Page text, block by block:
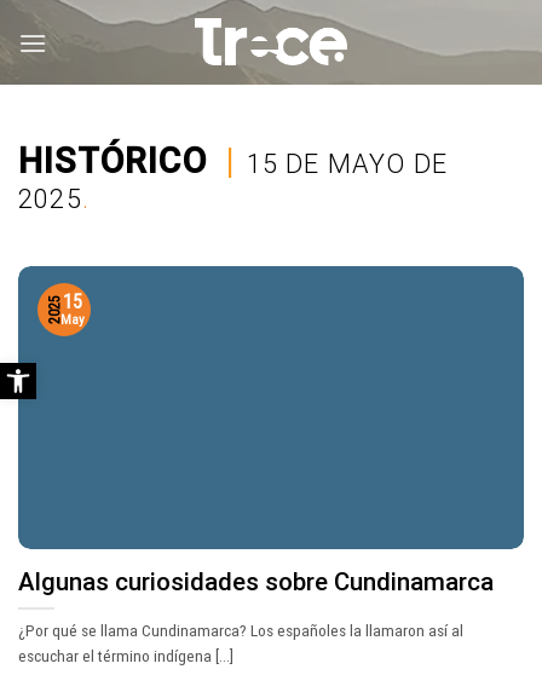
HISTÓRICO | 15 DE MAYO DE
2025.
Algunas curiosidades sobre Cundinamarca
¿Por qué se llama Cundinamarca? Los españoles la llamaron así al
escuchar el término indígena [...]
15
May
2025
Abrir barra de herramientas